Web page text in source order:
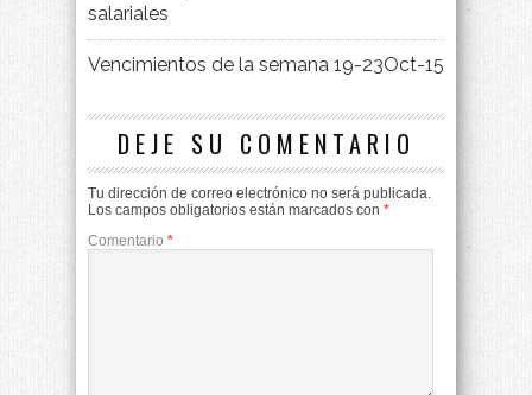
salariales
Vencimientos de la semana 19-23Oct-15
DEJE SU COMENTARIO
Tu dirección de correo electrónico no será publicada.
Los campos obligatorios están marcados con *
Comentario *